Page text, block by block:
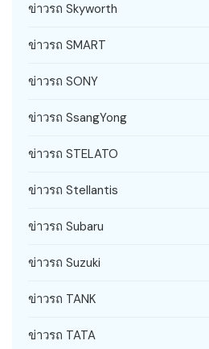
ข่าวรถ Skyworth
ข่าวรถ SMART
ข่าวรถ SONY
ข่าวรถ SsangYong
ข่าวรถ STELATO
ข่าวรถ Stellantis
ข่าวรถ Subaru
ข่าวรถ Suzuki
ข่าวรถ TANK
ข่าวรถ TATA